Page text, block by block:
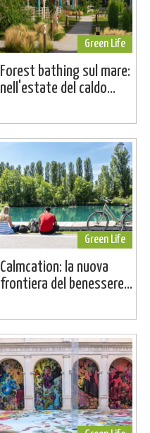
Green Life
Forest bathing sul mare:
nell'estate del caldo...
Green Life
Calmcation: la nuova
frontiera del benessere...